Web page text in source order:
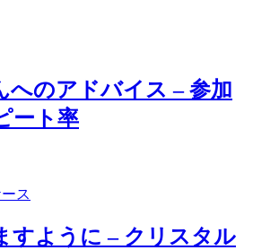
へのアドバイス – 参加
ート率
すように – クリスタル